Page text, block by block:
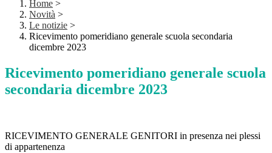
Home >
Novità >
Le notizie >
Ricevimento pomeridiano generale scuola secondaria
dicembre 2023
Ricevimento pomeridiano generale scuola
secondaria dicembre 2023
RICEVIMENTO GENERALE GENITORI in presenza nei plessi
di appartenenza